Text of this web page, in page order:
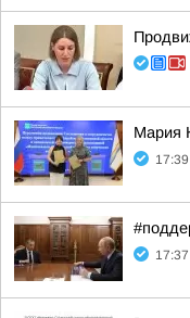
Мария
17:39
17:37